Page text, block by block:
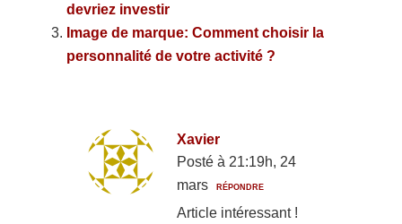
devriez investir
Image de marque: Comment choisir la
personnalité de votre activité ?
Xavier
Posté à 21:19h, 24
mars
RÉPONDRE
Article intéressant !